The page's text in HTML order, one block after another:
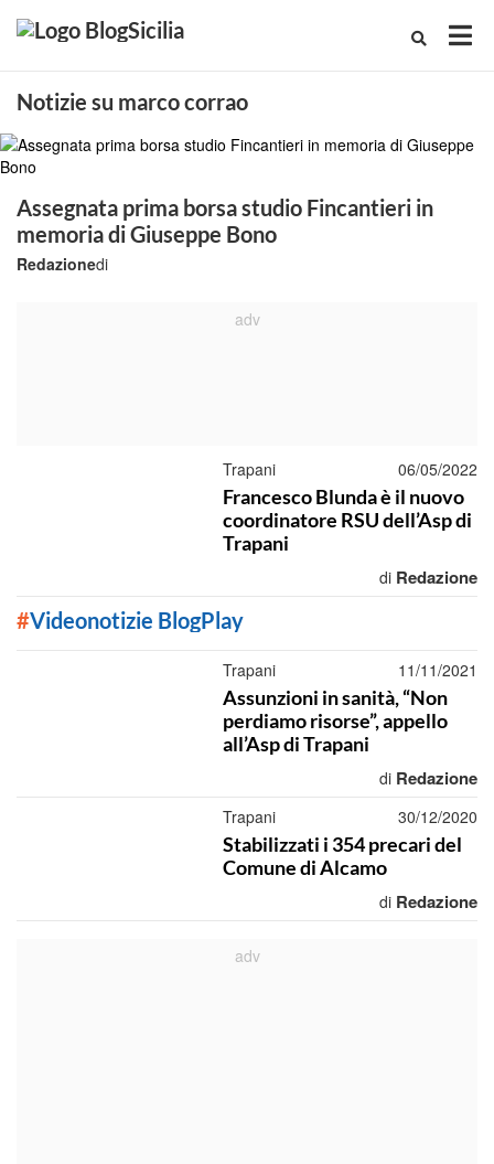
Notizie su marco corrao
Assegnata prima borsa studio Fincantieri in
memoria di Giuseppe Bono
di
Redazione
Trapani 06/05/2022
Francesco Blunda è il nuovo
coordinatore RSU dell’Asp di
Trapani
di Redazione
#Videonotizie BlogPlay
Trapani 11/11/2021
Assunzioni in sanità, “Non
perdiamo risorse”, appello
all’Asp di Trapani
di Redazione
Trapani 30/12/2020
Stabilizzati i 354 precari del
Comune di Alcamo
di Redazione